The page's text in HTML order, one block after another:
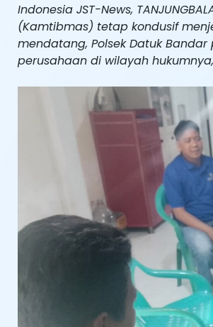
Indonesia JST-News,
(Kamtibmas) tetap kondusif
mendatang, Polsek Datuk
perusahaan di wilayah